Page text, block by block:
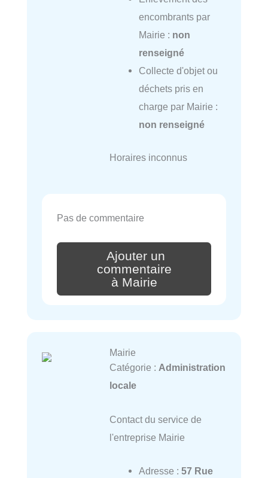
encombrants par
Mairie : non
renseigné
Collecte d'objet ou
déchets pris en
charge par Mairie :
non renseigné
Horaires inconnus
Pas de commentaire
Ajouter un
commentaire
à Mairie
Mairie
Catégorie : Administration
locale
Contact du service de
l'entreprise Mairie
Adresse : 57 Rue